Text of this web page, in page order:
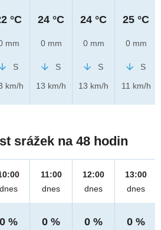
°C
mm
S
km/h
24 °C
0 mm
S
13 km/h
24 °C
0 mm
S
13 km/h
25 °C
0 mm
S
11 km/h
srážek na 48 hodin
dnes
0 %
11:00
dnes
0 %
12:00
dnes
0 %
13:00
dnes
0 %